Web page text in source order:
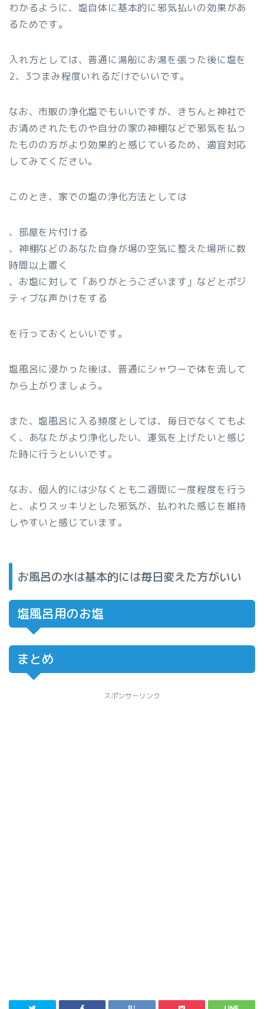
わかるように、塩自体に基本的に邪気払いの効果があ
るためです。
入れ方としては、普通に湯船にお湯を張った後に塩を
2、3つまみ程度いれるだけでいいです。
なお、市販の浄化塩でもいいですが、きちんと神社で
お清めされたものや自分の家の神棚などで邪気を払っ
たものの方がより効果的と感じているため、適宜対応
してみてください。
このとき、家での塩の浄化方法としては
、部屋を片付ける
、神棚などのあなた自身が場の空気に整えた場所に数
時間以上置く
、お塩に対して「ありがとうございます」などとポジ
ティブな声かけをする
を行っておくといいです。
塩風呂に浸かった後は、普通にシャワーで体を流して
から上がりましょう。
また、塩風呂に入る頻度としては、毎日でなくてもよ
く、あなたがより浄化したい、運気を上げたいと感じ
た時に行うといいです。
なお、個人的には少なくとも二週間に一度程度を行う
と、よりスッキリとした邪気が、払われた感じを維持
しやすいと感じています。
お風呂の水は基本的には毎日変えた方がいい
塩風呂用のお塩
まとめ
スポンサーリンク